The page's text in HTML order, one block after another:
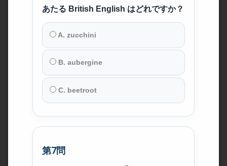
あたる British English はどれですか？
A. zucchini
B. aubergine
C. beetroot
第7問